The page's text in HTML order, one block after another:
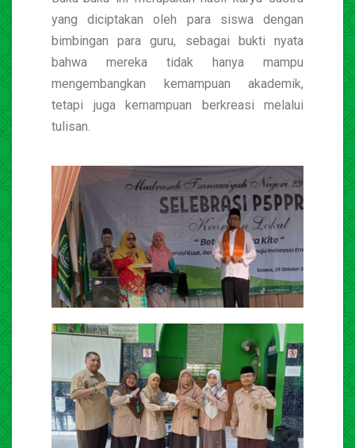
yang diciptakan oleh para siswa dengan
bimbingan para guru, sebagai bukti nyata
bahwa mereka tidak hanya mampu
mengembangkan kemampuan akademik,
tetapi juga kemampuan berkreasi melalui
tulisan.